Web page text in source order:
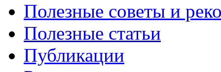
Полезные советы и
Полезные статьи
Публикации